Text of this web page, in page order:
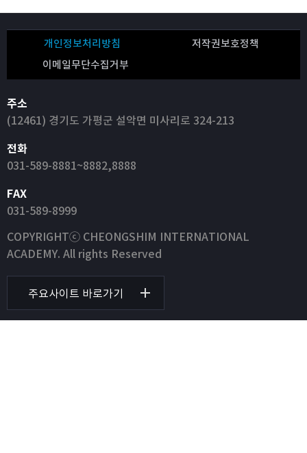
개인정보처리방침
저작권보호정책
이메일무단수집거부
주소
(12461) 경기도 가평군 설악면 미사리로 324-213
전화
031-589-8881~8882,8888
FAX
031-589-8999
COPYRIGHTⓒ CHEONGSHIM INTERNATIONAL
ACADEMY. All rights Reserved
주요사이트 바로가기